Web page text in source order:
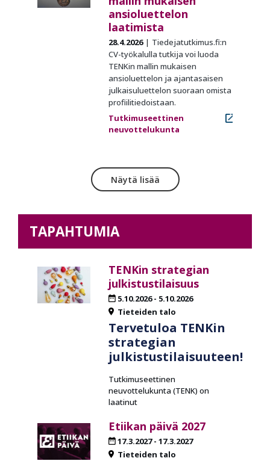
ansioluettelon
laatimista
28.4.2026
Tiedejatutkimus.fi:n
CV-työkalulla tutkija voi luoda
TENKin mallin mukaisen
ansioluettelon ja ajantasaisen
julkaisuluettelon suoraan omista
profiilitiedoistaan.
Tutkimuseettinen
neuvottelukunta
Näytä lisää
TAPAHTUMIA
TENKin strategian
julkistustilaisuus
5.10.2026- 5.10.2026
Tieteiden talo
Tervetuloa TENKin
strategian
julkistustilaisuuteen!
Tutkimuseettinen
neuvottelukunta (TENK) on
laatinut
Etiikan päivä 2027
17.3.2027- 17.3.2027
Tieteiden talo